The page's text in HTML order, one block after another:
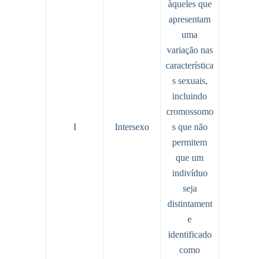
I Intersexo
àqueles que
apresentam
uma
variação nas
característica
s sexuais,
incluindo
cromossomo
s que não
permitem
que um
indivíduo
seja
distintament
e
identificado
como